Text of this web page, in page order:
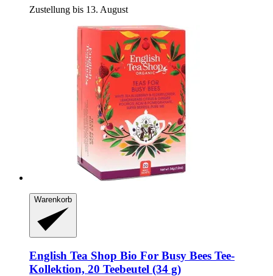
Zustellung bis 13. August
Warenkorb
English Tea Shop Bio For Busy Bees Tee-​
Kollektion, 20 Teebeutel (34 g)